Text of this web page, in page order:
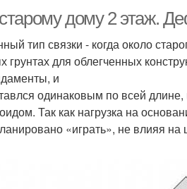
старому дому 2 этаж.
тип связки - когда около
грунтах для облегченных
и
одинаковым по всей
Так как нагрузка на
«играть», не влияя на